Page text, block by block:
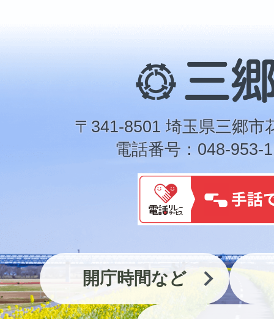
三
郷
市
〒341-8501 埼玉県三郷市
電話番号：048-953-
開庁時間など